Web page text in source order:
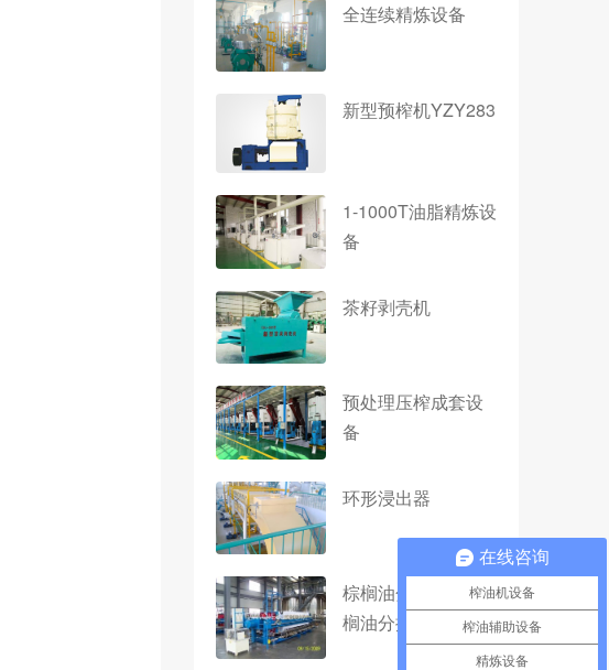
全连续精炼设备
新型预榨机YZY283
1-1000T油脂精炼设
备
茶籽剥壳机
预处理压榨成套设
备
环形浸出器
棕榈油分提图片 棕
榈油分提技术
在线咨询
榨油机设备
榨油辅助设备
精炼设备